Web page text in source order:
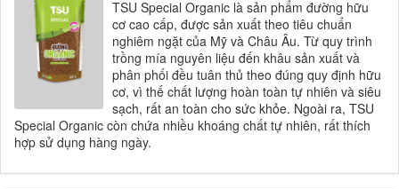
TSU Special Organic là sản phẩm đường hữu
cơ cao cấp, được sản xuất theo tiêu chuẩn
nghiêm ngặt của Mỹ và Châu Âu. Từ quy trình
trồng mía nguyên liệu đến khâu sản xuất và
phân phối đều tuân thủ theo đúng quy định hữu
cơ, vì thế chất lượng hoàn toàn tự nhiên và siêu
sạch, rất an toàn cho sức khỏe. Ngoài ra, TSU
Special Organic còn chứa nhiều khoáng chất tự nhiên, rất thích
hợp sử dụng hàng ngày.